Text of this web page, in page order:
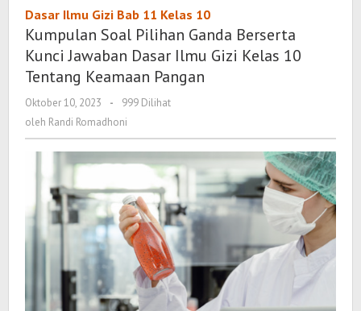
Pilihan
Ganda
Berserta
Gizi
Kelas
10
Tentang
Keamaan
Pangan
Dasar Ilmu Gizi Bab 11 Kelas 10
Kumpulan Soal Pilihan Ganda Berserta
Kunci Jawaban Dasar Ilmu Gizi Kelas 10
Tentang Keamaan Pangan
Oktober 10, 2023
oleh
Randi
-
999 Dilihat
oleh Randi Romadhoni